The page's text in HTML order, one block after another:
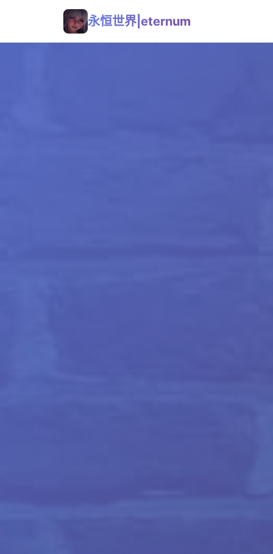
永恒世界|eternum